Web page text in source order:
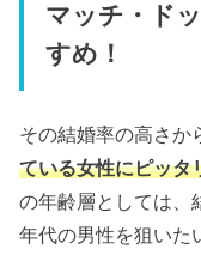
マッチ・ド
すめ！
その結婚率の高さか
ている女性にピッタ
の年齢層としては、
年代の男性を狙いた